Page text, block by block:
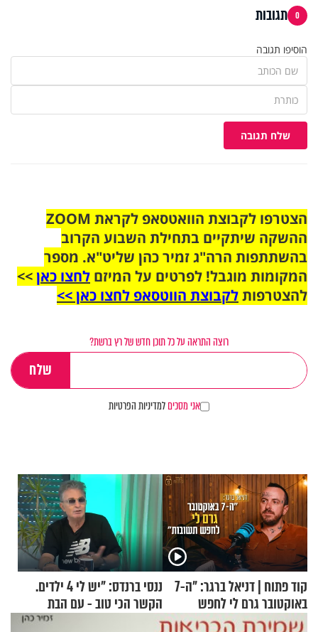
0 תגובות
הוסיפו תגובה
שלח תגובה
הצטרפו לקבוצת הוואטסאפ לקראת ZOOM
ההשקה שיתקיים בתחילת השבוע הקרוב
בהשתתפות הרה"ג זמיר כהן שליט"א. מספר
המקומות מוגבל! לפרטים על המיזם לחצו כאן>>
להצטרפותלקבוצת הווטסאפ לחצו כאן >>
רוצה התראה על כל תוכן חדש של רץ ברשת?
אני מסכיםלמדיניות הפרטיות
קוד פתוח | דניאל ברגר: "ה-7
באוקטובר גרם לי לחפש
תשובות"
ננסי ברנדס: "יש לי 4 ילדים.
הקשר הכי טוב - עם הבת
החרדית"